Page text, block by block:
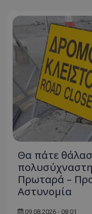
Θα πάτε
Πρωταρά –
Αστυνομία
09.08.2026 - 08:01